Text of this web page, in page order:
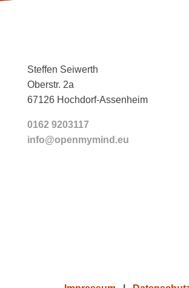
Steffen Seiwerth
Oberstr. 2a
67126 Hochdorf-Assenheim
0162 9203117
info@openmymind.eu